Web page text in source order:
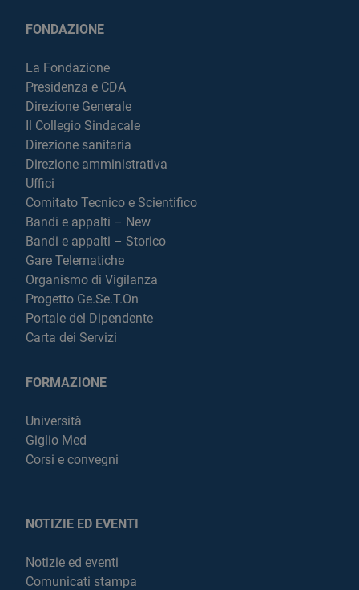
FONDAZIONE
La Fondazione
Presidenza e CDA
Direzione Generale
Il Collegio Sindacale
Direzione sanitaria
Direzione amministrativa
Uffici
Comitato Tecnico e Scientifico
Bandi e appalti – New
Bandi e appalti – Storico
Gare Telematiche
Organismo di Vigilanza
Progetto Ge.Se.T.On
Portale del Dipendente
Carta dei Servizi
FORMAZIONE
Università
Giglio Med
Corsi e convegni
NOTIZIE ED EVENTI
Notizie ed eventi
Comunicati stampa